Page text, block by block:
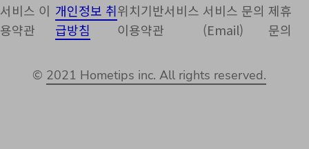
서비스 이
용약관
개인정보 취
급방침
위치기반서비스
이용약관
서비스 문의
(Email)
제휴
문의
© 2021 Hometips inc. All rights reserved.